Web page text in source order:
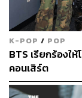
Worth it
หลายคนอาจจะเ
โถงสีขาวกว้างๆ
แล้ว แต่จริงๆ ที่นี่
K-POP / POP
BTS เรียกร้องใ
คอนเสิร์ต